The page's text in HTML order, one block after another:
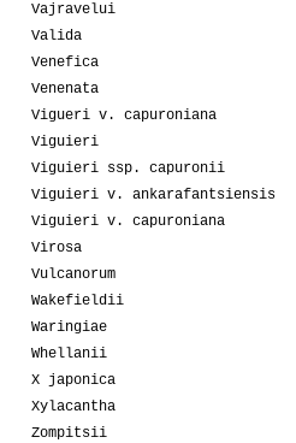
Vajravelui
Valida
Venefica
Venenata
Vigueri v. capuroniana
Viguieri
Viguieri ssp. capuronii
Viguieri v. ankarafantsiensis
Viguieri v. capuroniana
Virosa
Vulcanorum
Wakefieldii
Waringiae
Whellanii
X japonica
Xylacantha
Zompitsii